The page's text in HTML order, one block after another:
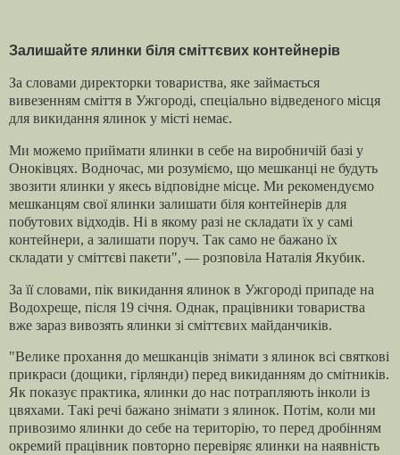
Залишайте ялинки біля сміттєвих контейнерів
За словами директорки товариства, яке займається
вивезенням сміття в Ужгороді, спеціально відведеного місця
для викидання ялинок у місті немає.
Ми можемо приймати ялинки в себе на виробничій базі у
Оноківцях. Водночас, ми розуміємо, що мешканці не будуть
звозити ялинки у якесь відповідне місце. Ми рекомендуємо
мешканцям свої ялинки залишати біля контейнерів для
побутових відходів. Ні в якому разі не складати їх у самі
контейнери, а залишати поруч. Так само не бажано їх
складати у сміттєві пакети", — розповіла Наталія Якубик.
За її словами, пік викидання ялинок в Ужгороді припаде на
Водохреще, після 19 січня. Однак, працівники товариства
вже зараз вивозять ялинки зі сміттєвих майданчиків.
"Велике прохання до мешканців знімати з ялинок всі святкові
прикраси (дощики, гірлянди) перед викиданням до смітників.
Як показує практика, ялинки до нас потрапляють інколи із
цвяхами. Такі речі бажано знімати з ялинок. Потім, коли ми
привозимо ялинки до себе на територію, то перед дробінням
окремий працівник повторно перевіряє ялинки на наявність